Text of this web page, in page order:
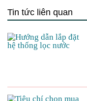
Tin tức liên quan